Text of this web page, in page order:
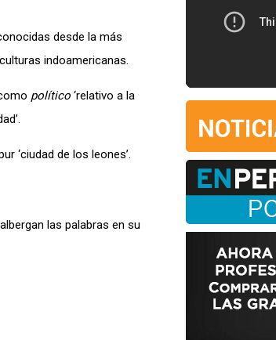
desde la más
indoamericanas.
político ‘relativo a la
‘ciudad de los leones’.
las palabras en su